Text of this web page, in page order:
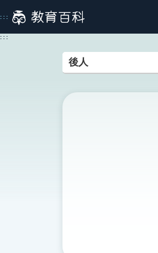
到
主
:::
:::